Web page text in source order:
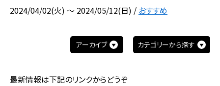
2024/04/02(火) ～ 2024/05/12(日) / おすすめ
アーカイブ カテゴリーから探す
最新情報は下記のリンクからどうぞ